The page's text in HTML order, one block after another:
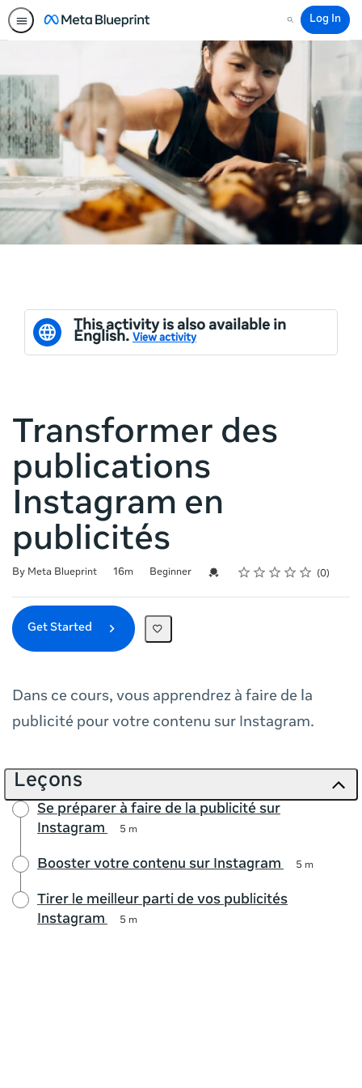
Search
Log In
This activity is also available in
English. View activity
Transformer des
publications
Instagram en
publicités
By Meta Blueprint
Duration 16m
Difficulty Beginner Credential For Completion
Rating
1 star
2 stars
3 stars
4 stars
5 stars
Average rating: 0 0
No reviews
Get Started
Dans ce cours, vous apprendrez à faire de la
publicité pour votre contenu sur Instagram.
Leçons
Se préparer à faire de la publicité sur
Instagram
5 m
Booster votre contenu sur Instagram 5 m
Tirer le meilleur parti de vos publicités
Instagram
5 m